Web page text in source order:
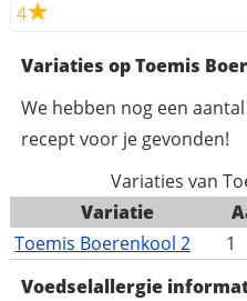
4
Variaties op Toemis
We hebben nog een
recept voor je gevonden!
Variaties van
Variatie
Toemis Boerenkool 2
1
Voedselallergie